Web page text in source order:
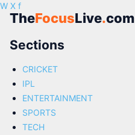
W X f
TheFocusLive.com
Sections
CRICKET
IPL
ENTERTAINMENT
SPORTS
TECH